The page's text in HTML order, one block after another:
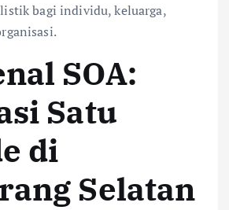
bagi individu, keluarga,
SOA:
Satu
di
Selatan